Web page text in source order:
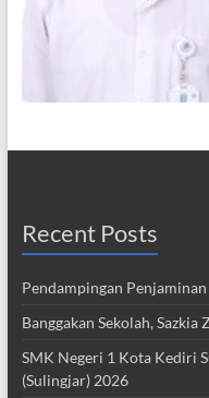
Recent Posts
Pendampingan
Banggakan Sekolah, Sazkia
SMK Negeri 1 Kota Kediri
(Sulingjar) 2026